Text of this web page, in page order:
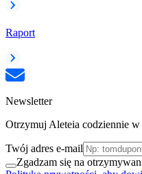
Raport
Newsletter
Otrzymuj Aleteia codziennie
Twój adres e-mail
Zgadzam się na